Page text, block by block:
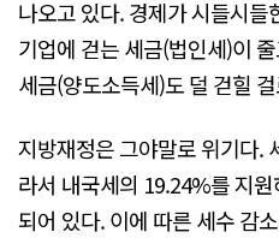
나오고 있다. 경제가 시들시
기업에 걷는 세금(법인세)이
세금(양도소득세)도 덜 걷힐
지방재정은 그야말로 위기다.
라서 내국세의 19.24%를 지
되어 있다. 이에 따른 세수 감